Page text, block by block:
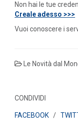
Non hai le tue
Creale adesso >>>
Vuoi conoscere i
Le Novità dal
CONDIVIDI
FACEBOOK /